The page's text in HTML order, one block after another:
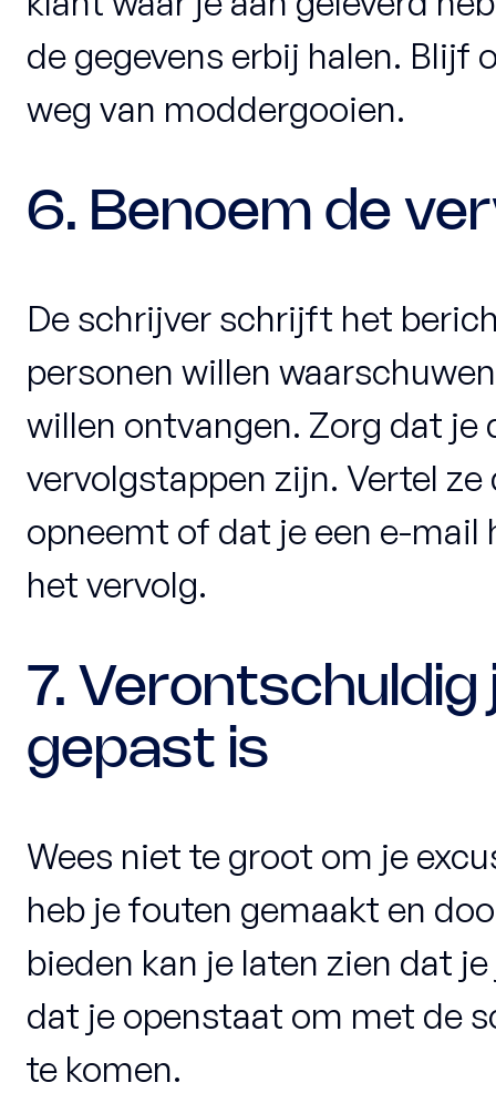
de gegevens erbij halen. Blijf
weg van moddergooien.
6. Benoem de
De schrijver schrijft het
personen willen
willen ontvangen. Zorg dat
vervolgstappen zijn. Vertel
opneemt of dat je een e-
het vervolg.
7.
gepast is
Wees niet te groot om je
heb je fouten gemaakt en
bieden kan je laten zien dat
dat je openstaat om met de
te komen.